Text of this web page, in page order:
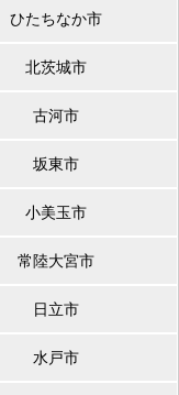
ひたちなか市
北茨城市
古河市
坂東市
小美玉市
常陸大宮市
日立市
水戸市